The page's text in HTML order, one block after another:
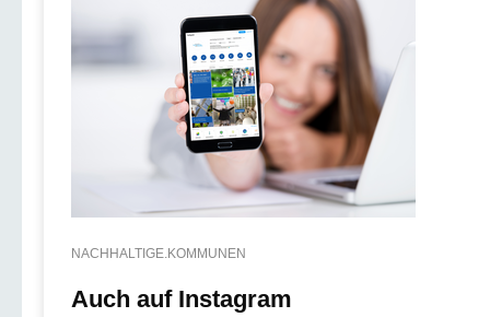
NACHHALTIGE.KOMMUNEN
Auch auf Instagram